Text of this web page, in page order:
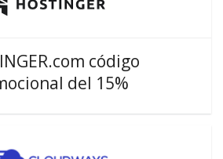
código
del 15%